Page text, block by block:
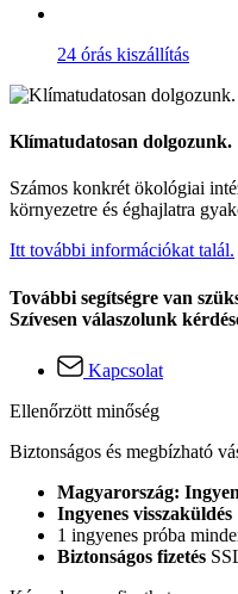
24 órás kiszállítás
Klímatudatosan dolgozunk.
Számos konkrét ökológiai
környezetre és éghajlatra
Itt további információkat talál.
További segítségre van
Szívesen válaszolunk
Kapcsolat
Ellenőrzött minőség
Biztonságos és megbízható
Magyarország:
Ingyenes visszaküldés
1 ingyenes próba
Biztonságos fizetés